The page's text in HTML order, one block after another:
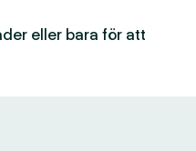
eller bara för att